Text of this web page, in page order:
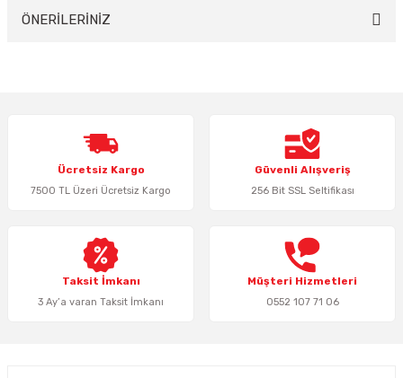
ÖNERİLERİNİZ
Ürün resmi kalitesiz, bozuk veya görüntülenemiyor.
Ürün açıklamasında eksik bilgiler bulunuyor.
Ürün bilgilerinde hatalar bulunuyor.
Bu ürüne benzer farklı alternatifler olmalı.
Ücretsiz Kargo
7500 TL Üzeri Ücretsiz Kargo
Güvenli Alışveriş
256 Bit SSL Seltifikası
Taksit İmkanı
3 Ay’a varan Taksit İmkanı
Müşteri Hizmetleri
0552 107 71 06